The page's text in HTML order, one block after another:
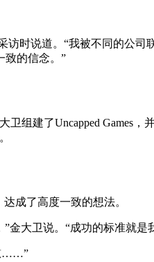
访时说道。“我被不同的公
致的信念。”
卫组建了Uncapped Games
成了高度一致的想法。
金大卫说。“成功的标准就
……”